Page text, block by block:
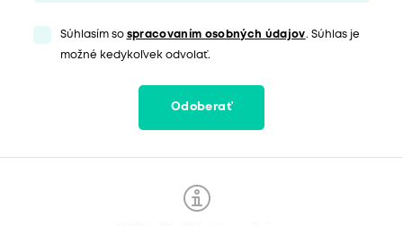
Súhlasím so spracovaním osobných údajov. Súhlas je
možné kedykoľvek odvolať.
Odoberať